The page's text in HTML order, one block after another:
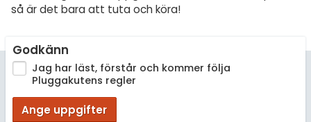
så är det bara att tuta och köra!
Godkänn
Jag har läst, förstår och kommer följa
Pluggakutens regler
Ange uppgifter
Programmering
Engelska